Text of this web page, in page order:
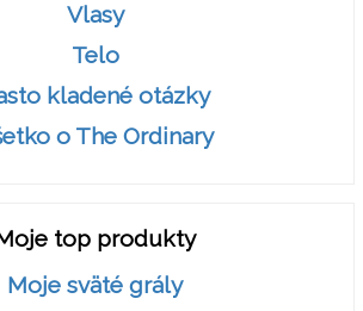
Vlasy
Telo
kladené otázky
o The Ordinary
top produkty
Moje sväté grály